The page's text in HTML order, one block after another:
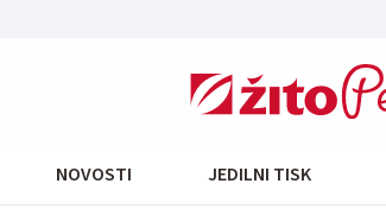
NOVOSTI JEDILNI TISK